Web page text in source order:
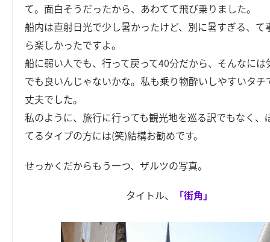
て。面白そうだったから、あわてて飛び乗りました。
船内は直射日光で少し暑かったけど、別に暑すぎる、て
ら楽しかったですよ。
船に弱い人でも、行って戻って40分だから、そんなには
でも良いんじゃないかな。私も乗り物酔いしやすいタチ
丈夫でした。
私のように、旅行に行っても観光地を巡る訳でもなく、
てるタイプの方には(笑)結構お勧めです。
せっかくだからもう一つ、ザルツの写真。
タイトル、 「街角」